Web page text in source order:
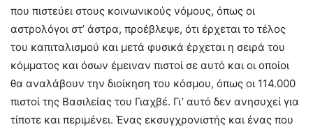
που πιστεύει στους κοινωνικούς νόμους, όπως οι
αστρολόγοι στ’ άστρα, προέβλεψε, ότι έρχεται το τέλος
του καπιταλισμού και μετά φυσικά έρχεται η σειρά του
κόμματος και όσων έμειναν πιστοί σε αυτό και οι οποίοι
θα αναλάβουν την διοίκηση του κόσμου, όπως οι 114.000
πιστοί της Βασιλείας του Γιαχβέ. Γι’ αυτό δεν ανησυχεί για
τίποτε και περιμένει. Ένας εκσυγχρονιστής και ένας που